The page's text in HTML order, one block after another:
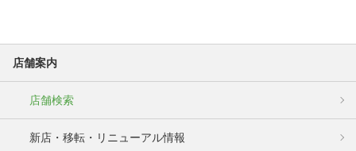
店舗案内
店舗検索
新店・移転・リニューアル情報